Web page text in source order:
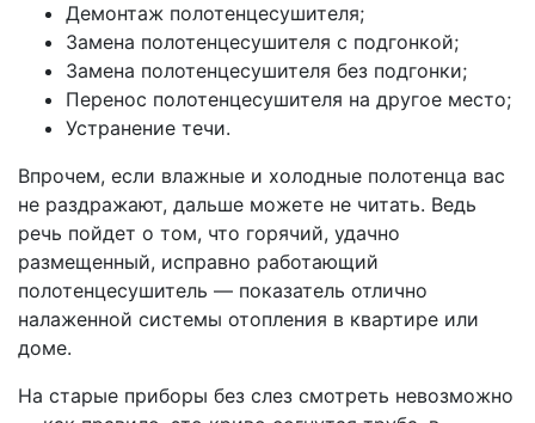
Демонтаж полотенцесушителя;
Замена полотенцесушителя с подгонкой;
Замена полотенцесушителя без подгонки;
Перенос полотенцесушителя на другое место;
Устранение течи.
Впрочем, если влажные и холодные полотенца вас
не раздражают, дальше можете не читать. Ведь
речь пойдет о том, что горячий, удачно
размещенный, исправно работающий
полотенцесушитель — показатель отлично
налаженной системы отопления в квартире или
доме.
На старые приборы без слез смотреть невозможно